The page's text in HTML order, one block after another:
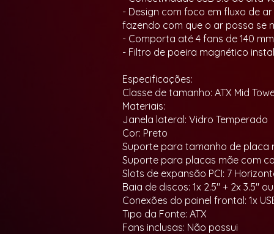
- Design com foco em fluxo de
fazendo com que o ar possa se
- Comporta até 4 fans de 140
- Filtro de poeira magnético
Especificações:
Classe de tamanho: ATX Mid
Materiais:
Janela lateral: Vidro Temperado
Cor: Preto
Suporte para tamanho de placa
Suporte para placas mãe com
Slots de expansão PCI: 7
Baia de discos: 1x 2.5" + 2x 3.5" ou
Conexões do painel frontal: 1x
Tipo da Fonte: ATX
Fans inclusas: Não possui